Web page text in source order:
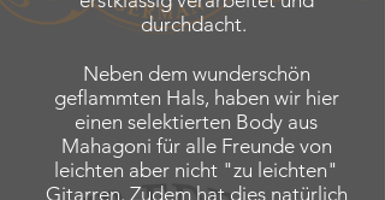
durchdacht.
Neben dem wunderschön
geflammten Hals, haben wir hier
einen selektierten Body aus
Mahagoni für alle Freunde von
leichten aber nicht "zu leichten"
Gitarren. Zudem hat dies natürlich